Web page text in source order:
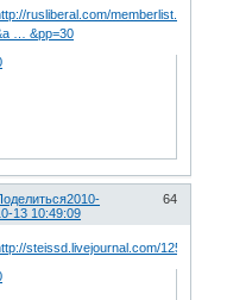
rusliberal.com/memberlist.php?
… &pp=30
64
2010-
13 10:49:09
steissd.livejournal.com/